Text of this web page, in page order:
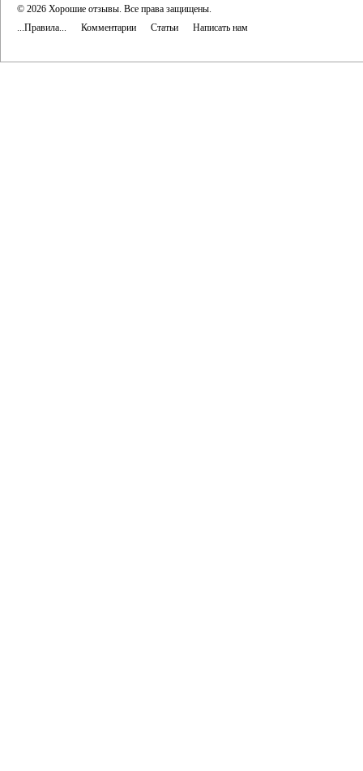
© 2026 Хорошие отзывы. Все права защищены.
...Правила...
Комментарии Статьи Написать нам